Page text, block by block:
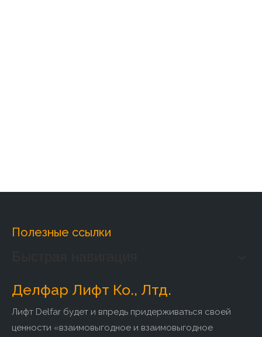
Полезные ссылки
Делфар Лифт Ко., Лтд.
Лифт Delfar будет и впредь придерживаться своей
ценности «взаимовыгодное и взаимовыгодное